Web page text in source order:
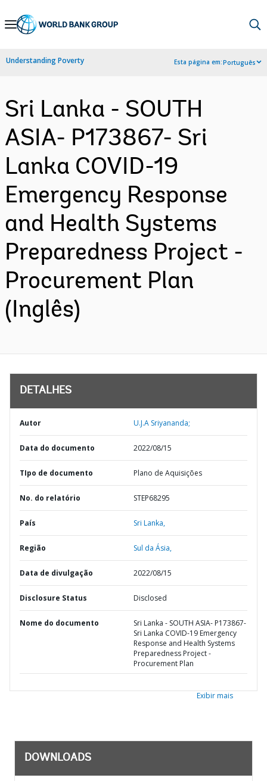
Skip
Navigation
Understanding Poverty Esta página em:Português
Sri Lanka - SOUTH
ASIA- P173867- Sri
Lanka COVID-19
Emergency Response
and Health Systems
Preparedness Project -
Procurement Plan
(Inglês)
DETALHES
Autor U.J.A Sriyananda;
Data do documento 2022/08/15
TIpo de documento Plano de Aquisições
No. do relatório STEP68295
País Sri Lanka,
Região Sul da Ásia,
Data de divulgação 2022/08/15
Disclosure Status Disclosed
Nome do documento
Sri Lanka - SOUTH ASIA- P173867-
Sri Lanka COVID-19 Emergency
Response and Health Systems
Preparedness Project -
Procurement Plan
Exibir mais
DOWNLOADS